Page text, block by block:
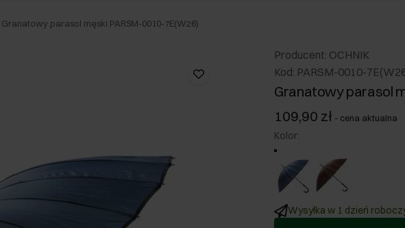
Granatowy parasol męski PARSM-0010-7E(W26)
Producent: OCHNIK
Kod: PARSM-0010-
Granatowy parasol
109,90 zł - cena aktualna
Kolor:
Wysyłka w 1 dzień